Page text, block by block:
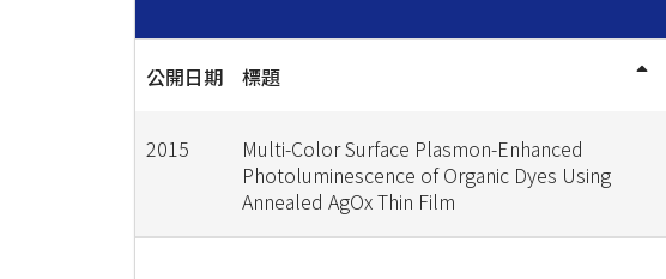
公開日期 標題
2015
Multi-Color Surface Plasmon-Enhanced
Photoluminescence of Organic Dyes Using
Annealed AgOx Thin Film